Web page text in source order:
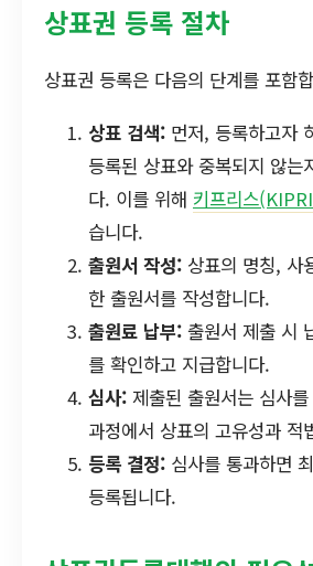
상표권 등록 절차
상표권 등록은 다음의 단계를 포함
상표 검색: 먼저, 등록하고자
등록된 상표와 중복되지 않는
다. 이를 위해 키프리스
습니다.
출원서 작성: 상표의 명칭, 사
한 출원서를 작성합니다.
출원료 납부: 출원서 제출 시
를 확인하고 지급합니다.
심사: 제출된 출원서는 심사
과정에서 상표의 고유성과 적
등록 결정: 심사를 통과하면
등록됩니다.